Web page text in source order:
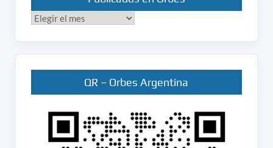
Publicados
QR – Orbes Argentina